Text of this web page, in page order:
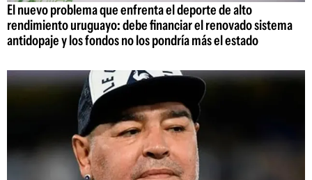
El nuevo problema que enfrenta el deporte de alto
rendimiento uruguayo: debe financiar el renovado sistema
antidopaje y los fondos no los pondría más el estado